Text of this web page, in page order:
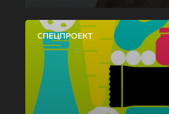
СПЕЦПРОЕКТ